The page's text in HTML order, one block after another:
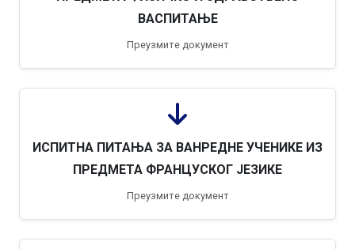
ВАСПИТАЊЕ
Преузмите документ
ИСПИТНА ПИТАЊА ЗА ВАНРЕДНЕ УЧЕНИКЕ ИЗ
ПРЕДМЕТА ФРАНЦУСКОГ ЈЕЗИКЕ
Преузмите документ